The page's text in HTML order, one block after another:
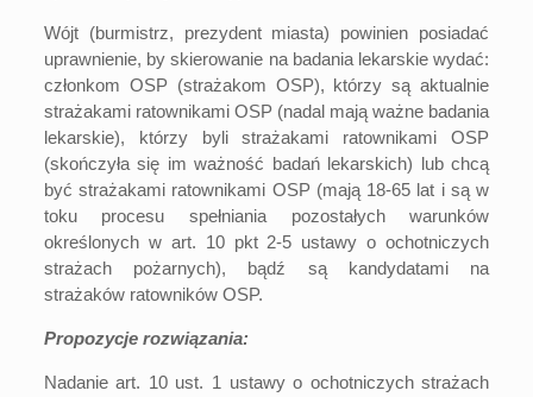
Wójt (burmistrz, prezydent miasta) powinien posiadać
uprawnienie, by skierowanie na badania lekarskie wydać:
członkom OSP (strażakom OSP), którzy są aktualnie
strażakami ratownikami OSP (nadal mają ważne badania
lekarskie), którzy byli strażakami ratownikami OSP
(skończyła się im ważność badań lekarskich) lub chcą
być strażakami ratownikami OSP (mają 18-65 lat i są w
toku procesu spełniania pozostałych warunków
określonych w art. 10 pkt 2-5 ustawy o ochotniczych
strażach pożarnych), bądź są kandydatami na
strażaków ratowników OSP.
Propozycje rozwiązania:
Nadanie art. 10 ust. 1 ustawy o ochotniczych strażach